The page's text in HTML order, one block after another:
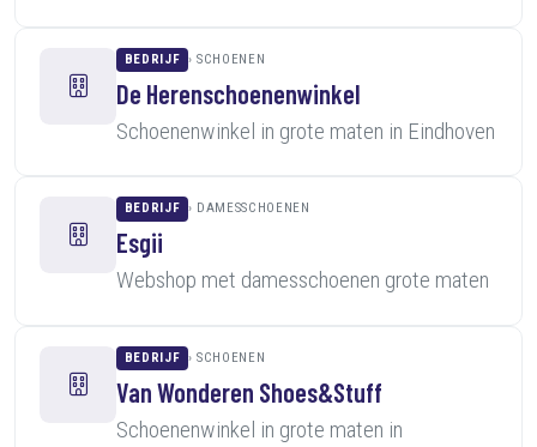
BEDRIJF SCHOENEN
De Herenschoenenwinkel
Schoenenwinkel in grote maten in Eindhoven
BEDRIJF DAMESSCHOENEN
Esgii
Webshop met damesschoenen grote maten
BEDRIJF SCHOENEN
Van Wonderen Shoes&Stuff
Schoenenwinkel in grote maten in